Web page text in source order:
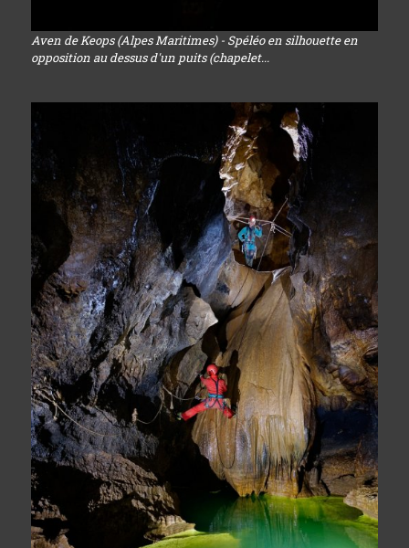
Aven de Keops (Alpes Maritimes) - Spéléo en silhouette en
opposition au dessus d'un puits (chapelet...